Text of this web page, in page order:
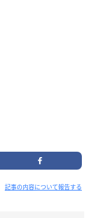
記事の内容について報告する